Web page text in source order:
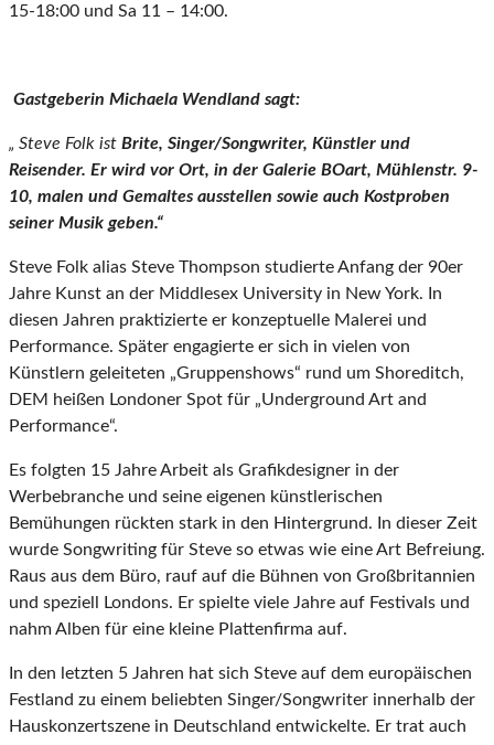
15-18:00 und Sa 11 – 14:00.
Gastgeberin Michaela Wendland sagt:
„ Steve Folk ist Brite, Singer/Songwriter, Künstler und
Reisender. Er wird vor Ort, in der Galerie BOart, Mühlenstr. 9-
10, malen und Gemaltes ausstellen sowie auch Kostproben
seiner Musik geben.“
Steve Folk alias Steve Thompson studierte Anfang der 90er
Jahre Kunst an der Middlesex University in New York. In
diesen Jahren praktizierte er konzeptuelle Malerei und
Performance. Später engagierte er sich in vielen von
Künstlern geleiteten „Gruppenshows“ rund um Shoreditch,
DEM heißen Londoner Spot für „Underground Art and
Performance“.
Es folgten 15 Jahre Arbeit als Grafikdesigner in der
Werbebranche und seine eigenen künstlerischen
Bemühungen rückten stark in den Hintergrund. In dieser Zeit
wurde Songwriting für Steve so etwas wie eine Art Befreiung.
Raus aus dem Büro, rauf auf die Bühnen von Großbritannien
und speziell Londons. Er spielte viele Jahre auf Festivals und
nahm Alben für eine kleine Plattenfirma auf.
In den letzten 5 Jahren hat sich Steve auf dem europäischen
Festland zu einem beliebten Singer/Songwriter innerhalb der
Hauskonzertszene in Deutschland entwickelte. Er trat auch